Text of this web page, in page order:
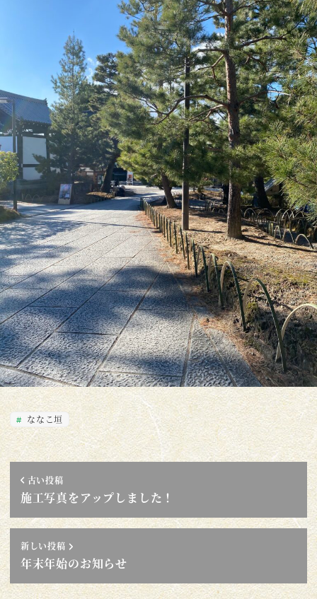
ななこ垣
古い投稿
施工写真をアップしました！
新しい投稿
年末年始のお知らせ